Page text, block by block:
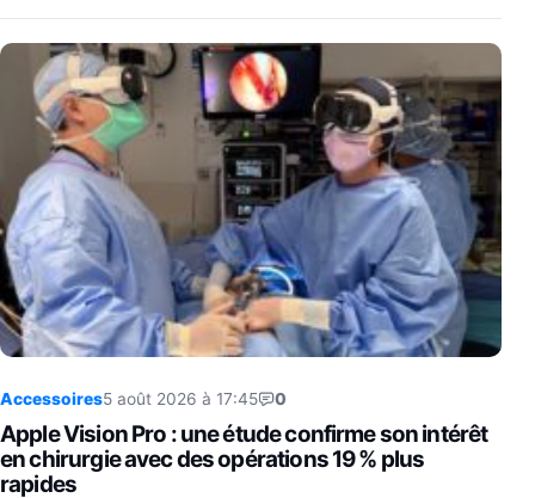
Accessoires5 août 2026 à 17:45 0
Apple Vision Pro : une étude confirme son intérêt
en chirurgie avec des opérations 19 % plus
rapides